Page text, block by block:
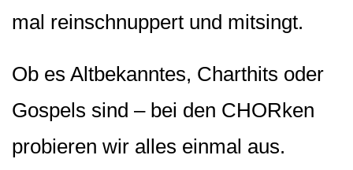
mal reinschnuppert und mitsingt.
Ob es Altbekanntes, Charthits oder
Gospels sind – bei den CHORken
probieren wir alles einmal aus.